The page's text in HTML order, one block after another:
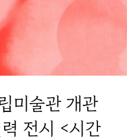
미술관 개관
전시 <시간